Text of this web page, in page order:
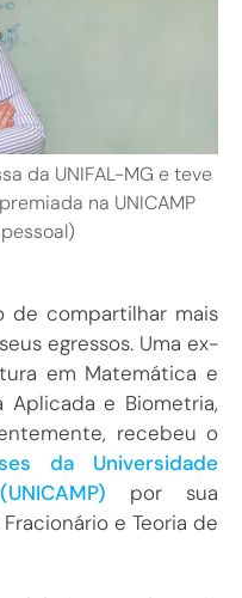
da UNIFAL-MG e teve
na UNICAMP
de compartilhar mais
egressos. Uma ex-
em Matemática e
e Biometria,
recebeu o
da Universidade
por sua
e Teoria de